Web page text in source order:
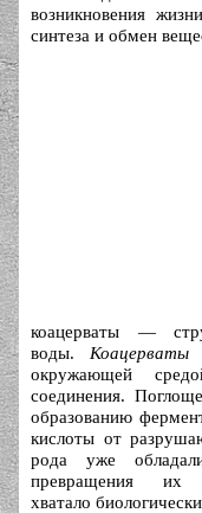
возникновения
синтеза и обмен
коацерваты —
воды. Коацерваты
окружающей
соединения.
образованию
кислоты от
рода уже
превращения
хватало